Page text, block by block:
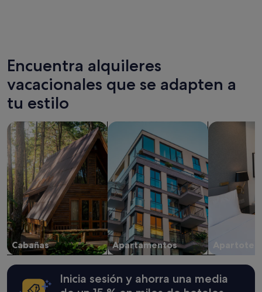
Encuentra alquileres
vacacionales que se adapten a
tu estilo
Cabañas
Buscar cabañas
Apartamentos
Buscar apartamentos Buscar
Inicia sesión y ahorra una media